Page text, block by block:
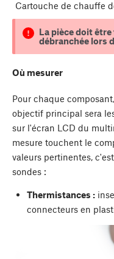
Cartouche de chauffe
La pièce doit
débranchée lors
Où mesurer
Pour chaque
objectif principal sera
sur l'écran LCD du
mesure touchent le
valeurs pertinentes,
sondes :
Thermistances :
connecteurs en